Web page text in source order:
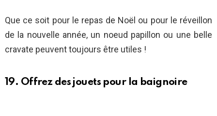
Que ce soit pour le repas de Noël ou pour le réveillon
de la nouvelle année, un noeud papillon ou une belle
cravate peuvent toujours être utiles !
19. Offrez des jouets pour la baignoire